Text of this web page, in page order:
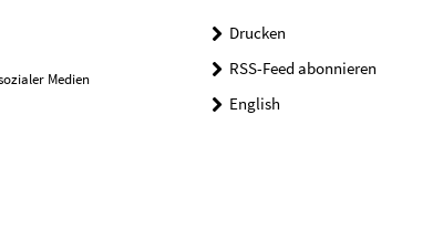
Medien
Drucken
RSS-Feed abonnieren
English